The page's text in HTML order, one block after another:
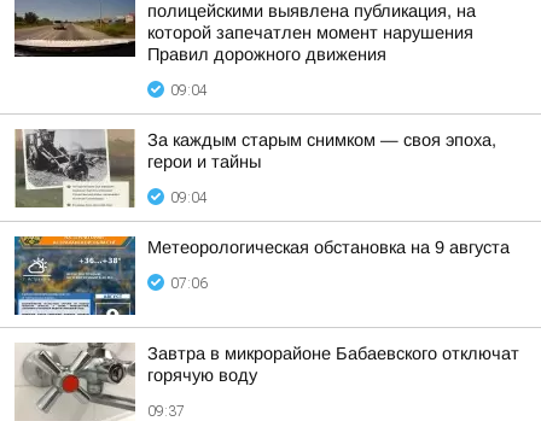
полицейскими выявлена публикация, на
которой запечатлен момент нарушения
Правил дорожного движения
09:04
За каждым старым снимком — своя эпоха,
герои и тайны
09:04
Метеорологическая обстановка на 9 августа
07:06
Завтра в микрорайоне Бабаевского отключат
горячую воду
09:37